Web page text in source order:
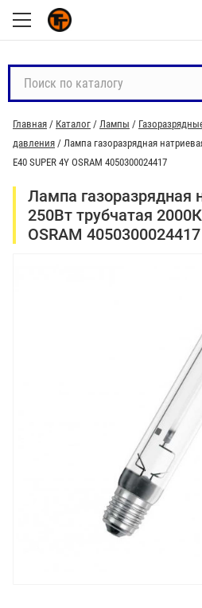
с
к
п
о
т
Главная / Каталог / Лампы /
давления / Лампа газоразрядная
E40 SUPER 4Y OSRAM 4050300024417
Лампа газоразрядная
250Вт трубчатая
OSRAM 4050300024417